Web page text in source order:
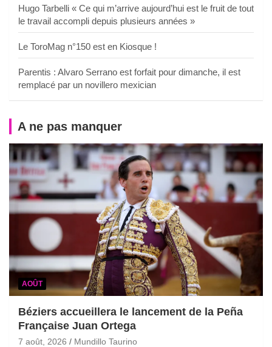
Hugo Tarbelli « Ce qui m’arrive aujourd’hui est le fruit de tout
le travail accompli depuis plusieurs années »
Le ToroMag n°150 est en Kiosque !
Parentis : Alvaro Serrano est forfait pour dimanche, il est
remplacé par un novillero mexician
A ne pas manquer
AOÛT
Béziers accueillera le lancement de la Peña
Française Juan Ortega
7 août, 2026 Mundillo Taurino